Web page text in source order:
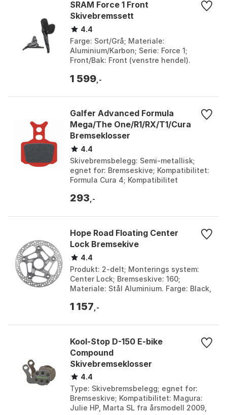
SRAM Force 1 Front
Skivebremssett
4.4
Farge: Sort/Grå; Materiale:
Aluminium/Karbon; Serie: Force 1;
Front/Bak: Front (venstre hendel).
1 599 ,-
Galfer Advanced Formula
Mega/The One/R1/RX/T1/Cura
Bremseklosser
4.4
Skivebremsbelegg: Semi-metallisk;
egnet for: Bremseskive; Kompatibilitet:
Formula Cura 4; Kompatibilitet
Størrelse: One S...
293 ,-
Hope Road Floating Center
Lock Bremsekive
4.4
Produkt: 2-delt; Monterings system:
Center Lock; Bremseskive: 160;
Materiale: Stål Aluminium. Farge: Black,
1 157 ,-
Kool-Stop D-150 E-bike
Compound
Skivebremseklosser
4.4
Type: Skivebremsbelegg; egnet for:
Bremseskive; Kompatibilitet: Magura:
Julie HP, Marta SL fra årsmodell 2009,